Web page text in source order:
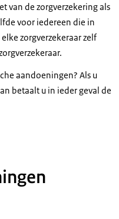
van de zorgverzekering als
voor iedereen die in
zorgverzekeraar zelf
aandoeningen? Als u
betaalt u in ieder geval de